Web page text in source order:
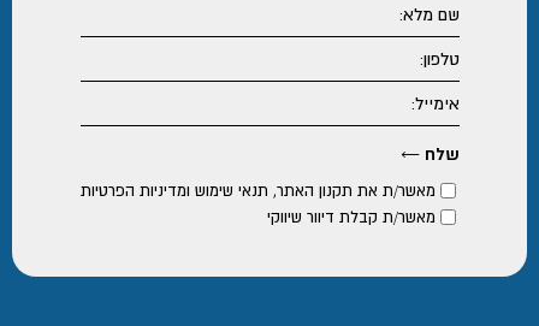
מאשר/ת את תקנון האתר, תנאי שימוש ומדיניות הפרטיות
מאשר/ת קבלת דיוור שיווקי